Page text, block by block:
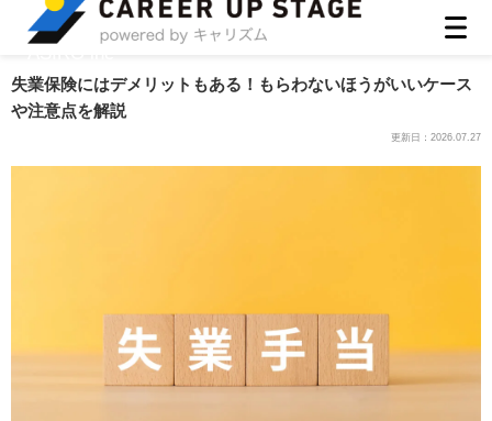
失業保険にはデメリットもある！もらわないほうがいいケース
や注意点を解説
更新日：2026.07.27